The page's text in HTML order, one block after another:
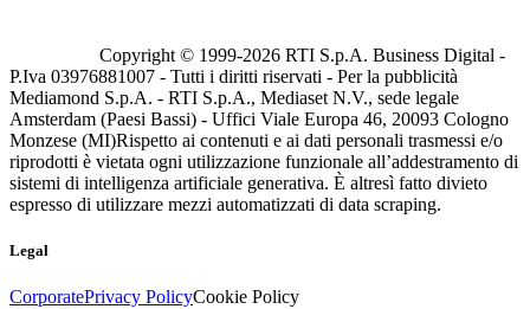
Copyright © 1999-2026 RTI S.p.A. Business Digital -
P.Iva 03976881007 - Tutti i diritti riservati - Per la pubblicità
Mediamond S.p.A. - RTI S.p.A., Mediaset N.V., sede legale
Amsterdam (Paesi Bassi) - Uffici Viale Europa 46, 20093 Cologno
Monzese (MI)Rispetto ai contenuti e ai dati personali trasmessi e/o
riprodotti è vietata ogni utilizzazione funzionale all’addestramento di
sistemi di intelligenza artificiale generativa. È altresì fatto divieto
espresso di utilizzare mezzi automatizzati di data scraping.
Legal
CorporatePrivacy PolicyCookie Policy